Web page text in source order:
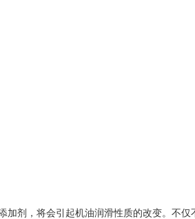
剂，将会引起机油润滑性质的改变。不仅